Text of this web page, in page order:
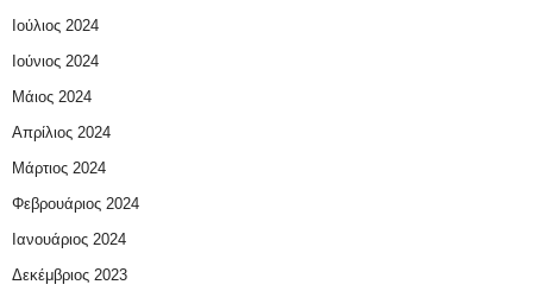
Ιούλιος 2024
Ιούνιος 2024
Μάιος 2024
Απρίλιος 2024
Μάρτιος 2024
Φεβρουάριος 2024
Ιανουάριος 2024
Δεκέμβριος 2023